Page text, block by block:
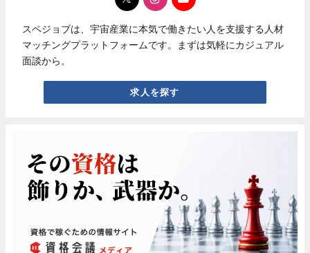
スペジョブは、宇宙産業に本気で働きたい人を支援する人材
マッチングプラットフォームです。まずは気軽にカジュアル
面談から。
求人を探す